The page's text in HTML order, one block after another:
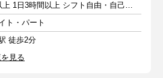
週2日以上 1日3時間以上 シフト自由・自己申告
ト・パート
徒歩2分
見る